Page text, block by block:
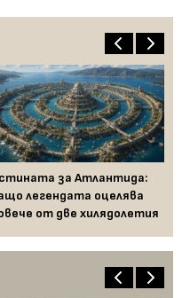
за Атлантида:
легендата оцелява
от две хилядолетия